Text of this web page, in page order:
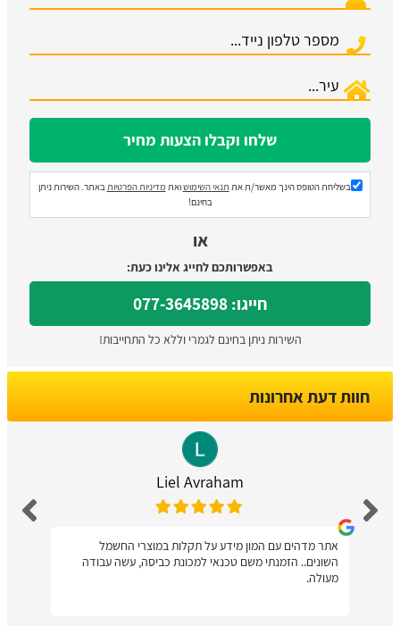
בשליחת הטופס הינך מאשר/ת את תנאי השימושואת מדיניות הפרטיותבאתר. השירות ניתן
בחינם!
או
באפשרותכם לחייג אלינו כעת:
חייגו: 077-3645898
השירות ניתן בחינם לגמרי וללא כל התחייבות!
חוות דעת אחרונות
Liel Avraham
אתר מדהים עם המון מידע על תקלות במוצרי החשמל
השונים.. הזמנתי משם טכנאי למכונת כביסה, עשה עבודה
מעולה.